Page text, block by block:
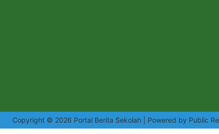
Copyright © 2026 Portal Berita Sekolah | Powered by Public